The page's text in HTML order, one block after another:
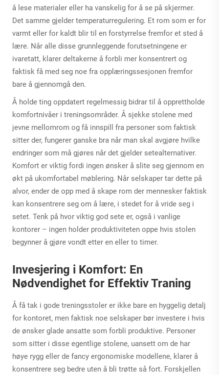
å lese materialer eller ha vanskelig for å se på skjermer.
Det samme gjelder temperaturregulering. Et rom som er for
varmt eller for kaldt blir til en forstyrrelse fremfor et sted å
lære. Når alle disse grunnleggende forutsetningene er
ivaretatt, klarer deltakerne å forbli mer konsentrert og
faktisk få med seg noe fra opplæringssesjonen fremfor
bare å gjennomgå den.
Å holde ting oppdatert regelmessig bidrar til å opprettholde
komfortnivåer i treningsområder. Å sjekke stolene med
jevne mellomrom og få innspill fra personer som faktisk
sitter der, fungerer ganske bra når man skal avgjøre hvilke
endringer som må gjøres når det gjelder setealternativer.
Komfort er viktig fordi ingen ønsker å slite seg gjennom en
økt på ukomfortabel møblering. Når selskaper tar dette på
alvor, ender de opp med å skape rom der mennesker faktisk
kan konsentrere seg om å lære, i stedet for å vride seg i
setet. Tenk på hvor viktig god sete er, også i vanlige
kontorer – ingen holder produktiviteten oppe hvis stolen
begynner å gjøre vondt etter en eller to timer.
Invesjering i Komfort: En
Nødvendighet for Effektiv Traning
Å få tak i gode treningsstoler er ikke bare en hyggelig detalj
for kontoret, men faktisk noe selskaper bør investere i hvis
de ønsker glade ansatte som forbli produktive. Personer
som sitter i disse egentlige stolene, uansett om de har
høye rygg eller de fancy ergonomiske modellene, klarer å
konsentrere seg bedre uten å bli trøtte så fort. Forskjellen